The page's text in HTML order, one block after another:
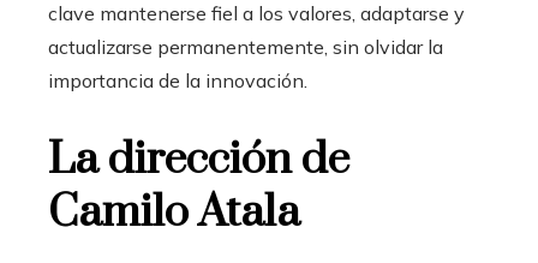
clave mantenerse fiel a los valores, adaptarse y
actualizarse permanentemente, sin olvidar la
importancia de la innovación.
La dirección de
Camilo Atala